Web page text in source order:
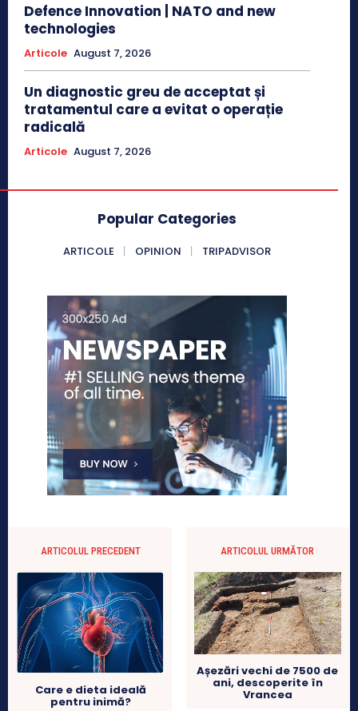
Defence Innovation | NATO and new
technologies
Articole August 7, 2026
Un diagnostic greu de acceptat și
tratamentul care a evitat o operație
radicală
Articole August 7, 2026
Popular Categories
ARTICOLE OPINION TRIPADVISOR
ARTICOLUL PRECEDENT
Care e dieta ideală
pentru inimă?
ARTICOLUL URMĂTOR
Așezări vechi de 7500 de
ani, descoperite în
Vrancea